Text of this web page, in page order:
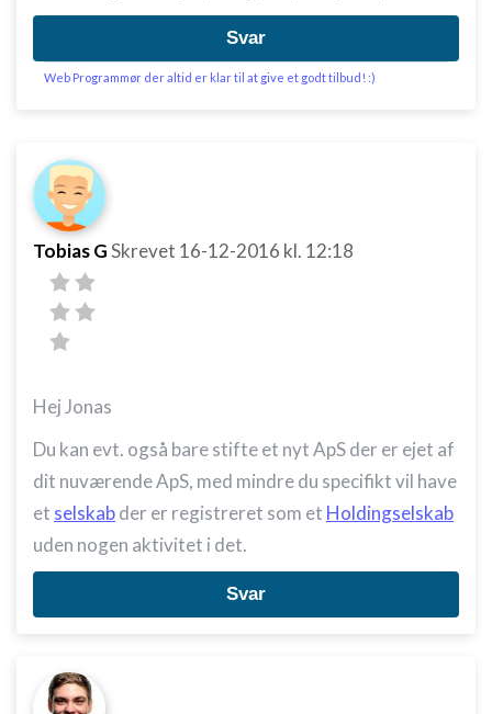
Svar
Web Programmør der altid er klar til at give et godt tilbud! :)
Tobias GSkrevet 16-12-2016 kl. 12:18
Hej Jonas
Du kan evt. også bare stifte et nyt ApS der er ejet af
dit nuværende ApS, med mindre du specifikt vil have
et selskabder er registreret som et Holdingselskab
uden nogen aktivitet i det.
Svar